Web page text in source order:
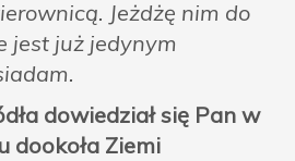
Jeżdżę nim do
jest już jedynym
dowiedział się Pan w
dookoła Ziemi